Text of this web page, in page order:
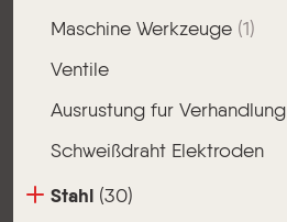
Maschine Werkzeuge (1)
Ventile
Ausrustung fur Verhandlung
Schweißdraht Elektroden
Stahl (30)